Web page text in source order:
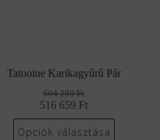
Tatooine Karikagyűrű Pár
604 280Ft
Original
price
was:
516 659 Ft
Current
price
is:
Opciók választása